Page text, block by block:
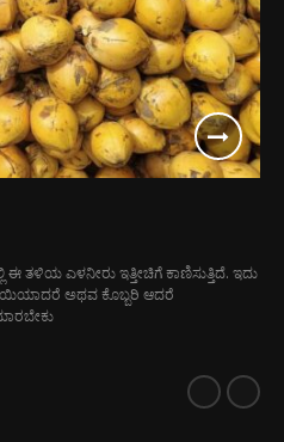
ತಳಿಯ ಎಳನೀರು ಇತ್ತೀಚಿಗೆ ಕಾಣಿಸುತ್ತಿದೆ. ಇದು
ಅಥವ ಕೊಬ್ಬರಿ ಆದರೆ